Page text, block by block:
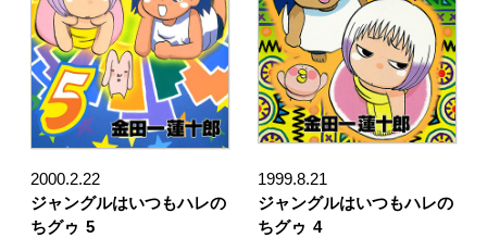
2000.2.22
ジャングルはいつもハレの
ちグゥ 5
1999.8.21
ジャングルはいつもハレの
ちグゥ 4